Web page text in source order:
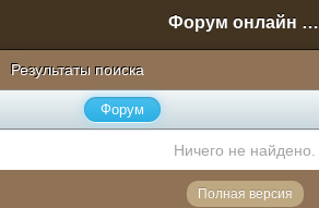
Форум онлайн игры "Новая Эра" (Нюра Биз)
Результаты поиска
Форум
Ничего не найдено.
Полная версия